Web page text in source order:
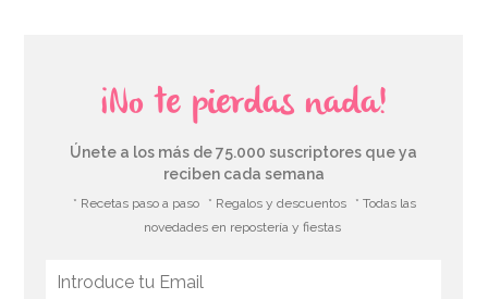
¡No te pierdas nada!
Únete a los más de 75.000 suscriptores que ya
reciben cada semana
* Recetas paso a paso * Regalos y descuentos
* Todas las
novedades en repostería y fiestas